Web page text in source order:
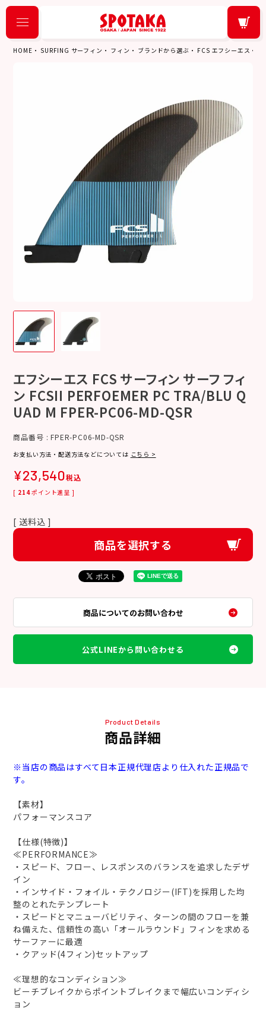
HOME SURFING サーフィン フィン ブランドから選ぶ FCS エフシーエス
エフシーエス FCS サーフィン サーフ フィ
ン FCSII PERFOEMER PC TRA/BLU Q
UAD M FPER-PC06-MD-QSR
商品番号 FPER-PC06-MD-QSR
お支払い方法・配送方法などについては こちら >
¥23,540税込
[ 214ポイント進呈 ]
送料込
商品を選択する
商品についてのお問い合わせ
公式LINEから問い合わせる
Product Details
商品詳細
※当店の商品はすべて日本正規代理店より仕入れた正規品で
す。
【素材】
パフォーマンスコア
【仕様(特徴)】
≪PERFORMANCE≫
・スピード、フロー、レスポンスのバランスを追求したデザ
イン
・インサイド・フォイル・テクノロジー(IFT)を採用した均
整のとれたテンプレート
・スピードとマニューバビリティ、ターンの間のフローを兼
ね備えた、信頼性の高い「オールラウンド」フィンを求める
サーファーに最適
・クアッド(4フィン)セットアップ
≪理想的なコンディション≫
ビーチブレイクからポイントブレイクまで幅広いコンディシ
ョン